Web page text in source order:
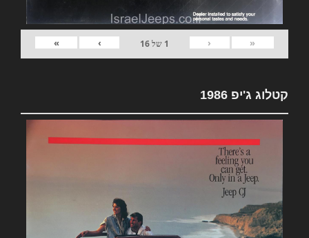
«
‹
1 של16
›
»
קטלוג ג'יפ 1986